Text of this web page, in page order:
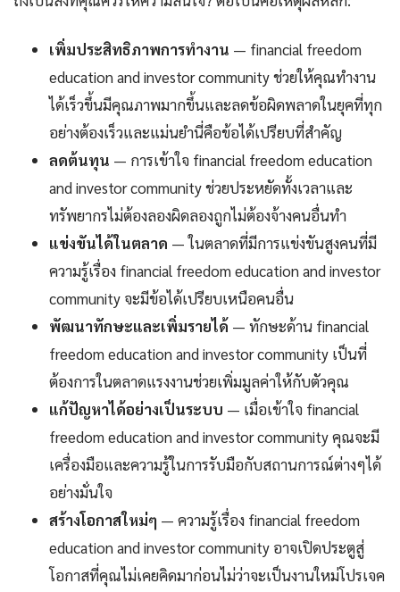
เพิ่มประสิทธิภาพการทำงาน — financial freedom
education and investor community ช่วยให้คุณทำงาน
ได้เร็วขึ้นมีคุณภาพมากขึ้นและลดข้อผิดพลาดในยุคที่ทุก
อย่างต้องเร็วและแม่นยำนี่คือข้อได้เปรียบที่สำคัญ
ลดต้นทุน — การเข้าใจ financial freedom education
and investor community ช่วยประหยัดทั้งเวลาและ
ทรัพยากรไม่ต้องลองผิดลองถูกไม่ต้องจ้างคนอื่นทำ
แข่งขันได้ในตลาด — ในตลาดที่มีการแข่งขันสูงคนที่มี
ความรู้เรื่อง financial freedom education and investor
community จะมีข้อได้เปรียบเหนือคนอื่น
พัฒนาทักษะและเพิ่มรายได้ — ทักษะด้าน financial
freedom education and investor community เป็นที่
ต้องการในตลาดแรงงานช่วยเพิ่มมูลค่าให้กับตัวคุณ
แก้ปัญหาได้อย่างเป็นระบบ — เมื่อเข้าใจ financial
freedom education and investor community คุณจะมี
เครื่องมือและความรู้ในการรับมือกับสถานการณ์ต่างๆได้
อย่างมั่นใจ
สร้างโอกาสใหม่ๆ — ความรู้เรื่อง financial freedom
education and investor community อาจเปิดประตูสู่
โอกาสที่คุณไม่เคยคิดมาก่อนไม่ว่าจะเป็นงานใหม่โปรเจค